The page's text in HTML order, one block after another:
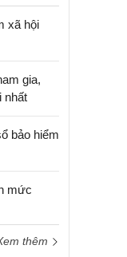
xã hội
gia,
nhất
bảo hiểm
mức
thêm